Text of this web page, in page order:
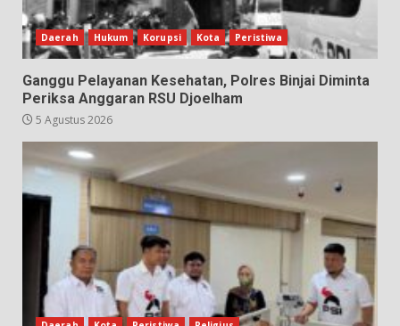
Daerah Hukum Korupsi Kota Peristiwa
Ganggu Pelayanan Kesehatan, Polres Binjai Diminta
Periksa Anggaran RSU Djoelham
5 Agustus 2026